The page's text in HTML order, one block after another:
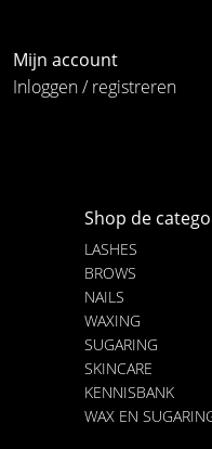
Mijn account
Inloggen / registreren
Shop de
LASHES
BROWS
NAILS
WAXING
SUGARING
SKINCARE
KENNISBANK
WAX EN